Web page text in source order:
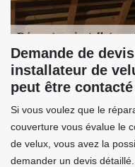
Demande de
installateur de
peut être
Si vous voulez que le
couverture vous évalue le
de velux, vous avez la
demander un devis